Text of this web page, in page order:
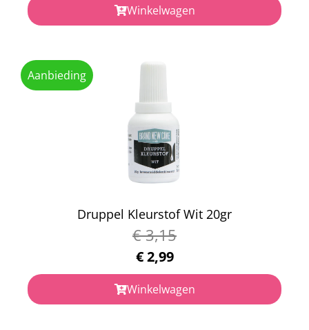
Winkelwagen
Aanbieding
Druppel Kleurstof Wit 20gr
€3,15
€2,99
Winkelwagen